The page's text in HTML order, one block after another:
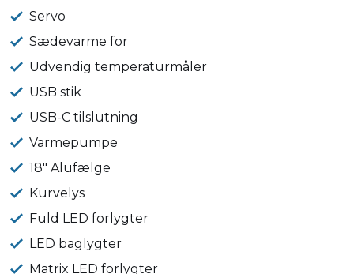
Servo
Sædevarme for
Udvendig temperaturmåler
USB stik
USB-C tilslutning
Varmepumpe
18" Alufælge
Kurvelys
Fuld LED forlygter
LED baglygter
Matrix LED forlygter